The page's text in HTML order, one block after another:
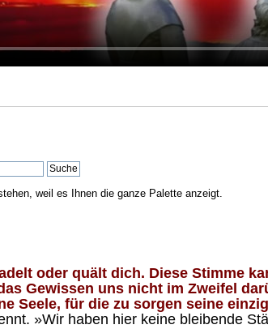
weil es Ihnen die ganze Palette anzeigt.
oder quält dich. Diese Stimme
Gewissen uns nicht im Zweifel
Seele, für die zu sorgen seine
»Wir haben hier keine bleibende